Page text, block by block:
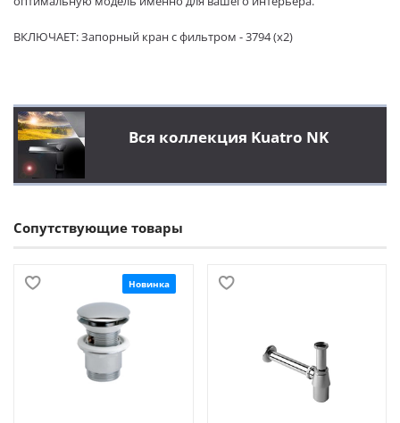
Вся коллекция Kuatro NK
ВКЛЮЧАЕТ:Запорный кран с фильтром -3794 (x2)
Сопутствующие товары
Новинка